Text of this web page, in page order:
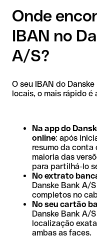
Onde
IBAN no
A/S?
O seu IBAN do
locais, o mais rápido é
Na app do
online: após
resumo da conta
maioria das
para partilhá-lo
No extrato
Danske Bank A/
completos no
No seu cartão
Danske Bank A/
localização
ambas as faces.